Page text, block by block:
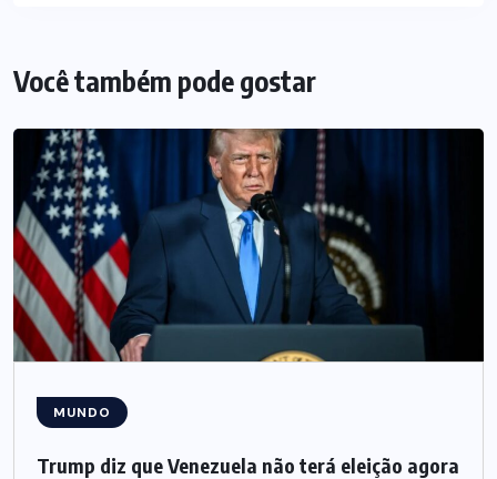
Você também pode gostar
MUNDO
Trump diz que Venezuela não terá eleição agora